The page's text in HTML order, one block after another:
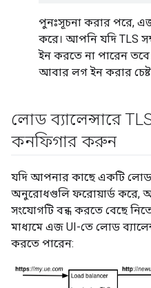
পুনঃসূচনা করার পরে,
করে। আপনি যদি TLS
ইন করতে না পারেন
আবার লগ ইন করার
লোড ব্যালেন্সারে
কনফিগার করুন
যদি আপনার কাছে একটি লোড
অনুরোধগুলি ফরোয়ার্ড করে,
সংযোগটি বন্ধ করতে বেছে
মাধ্যমে এজ UI-তে লোড
করতে পারেন: